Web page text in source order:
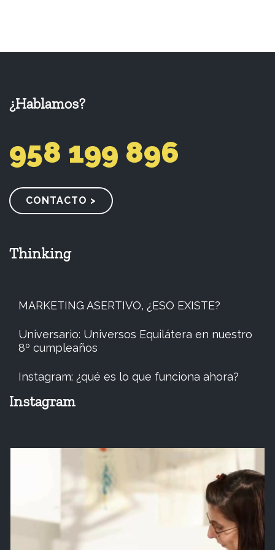
¿Hablamos?
958 199 896
CONTACTO >
Thinking
MARKETING ASERTIVO, ¿ESO EXISTE?
Universario: Universos Equilátera en nuestro
8º cumpleaños
Instagram: ¿qué es lo que funciona ahora?
Instagram